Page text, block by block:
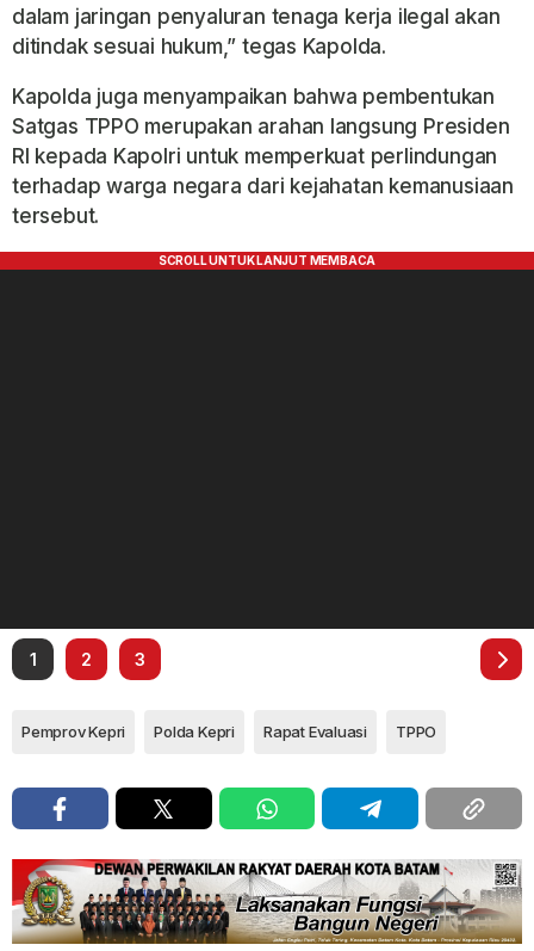
dalam jaringan penyaluran tenaga kerja ilegal akan
ditindak sesuai hukum,” tegas Kapolda.
Kapolda juga menyampaikan bahwa pembentukan
Satgas TPPO merupakan arahan langsung Presiden
RI kepada Kapolri untuk memperkuat perlindungan
terhadap warga negara dari kejahatan kemanusiaan
tersebut.
1 2 3
Pemprov Kepri Polda Kepri Rapat Evaluasi TPPO